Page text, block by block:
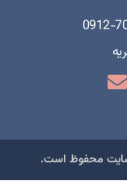
0912-